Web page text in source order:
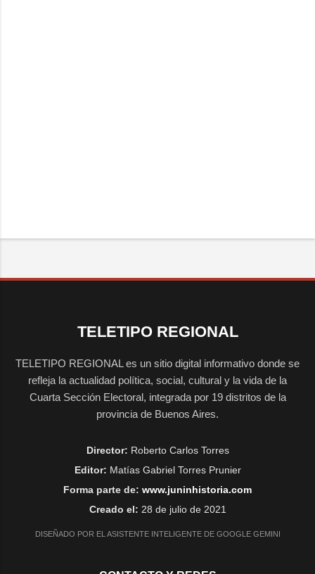
TELETIPO REGIONAL
TELETIPO REGIONAL es un sitio digital informativo donde se
refleja la actualidad política, social, cultural y la vida de la
Cuarta Sección Electoral, integrada por 19 distritos de la
provincia de Buenos Aires.
Director: Roberto Carlos Torres
Editor: Matías Gabriel Torres Prunier
Forma parte de: www.juninhistoria.com
Creado el: 28 de julio de 2021
DISEÑADO POR EL ASISTENTE INTELIGENTE DE GOOGLE GEMINI